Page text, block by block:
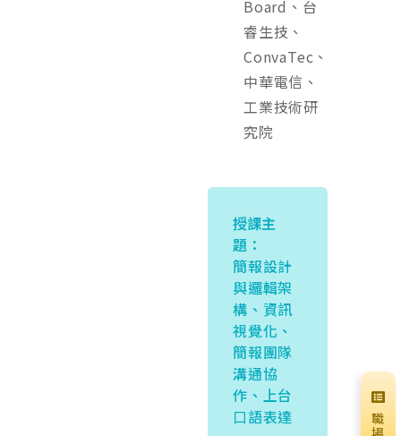
Board、台
睿生技、
ConvaTec、
中華電信、
工業技術研
究院
授課主
題：
簡報設計
與邏輯架
構、資訊
視覺化、
簡報團隊
溝通協
作、上台
⼝語表達
職